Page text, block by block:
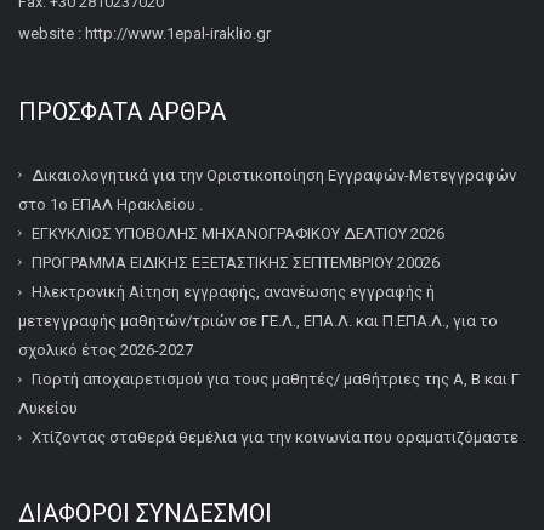
website : http://www.1epal-iraklio.gr
ΠΡΌΣΦΑΤΑ ΆΡΘΡΑ
Δικαιολογητικά για την Οριστικοποίηση Εγγραφών-Μετεγγραφών
στο 1ο ΕΠΑΛ Ηρακλείου .
ΕΓΚΥΚΛΙΟΣ ΥΠΟΒΟΛΗΣ ΜΗΧΑΝΟΓΡΑΦΙΚΟΥ ΔΕΛΤΙΟΥ 2026
ΠΡΟΓΡΑΜΜΑ ΕΙΔΙΚΗΣ ΕΞΕΤΑΣΤΙΚΗΣ ΣΕΠΤΕΜΒΡΙΟΥ 20026
Ηλεκτρονική Αίτηση εγγραφής, ανανέωσης εγγραφής ή
μετεγγραφής μαθητών/τριών σε ΓΕ.Λ., ΕΠΑ.Λ. και Π.ΕΠΑ.Λ., για το
σχολικό έτος 2026-2027
Γιορτή αποχαιρετισμού για τους μαθητές/ μαθήτριες της Α, Β και Γ
Λυκείου
Χτίζοντας σταθερά θεμέλια για την κοινωνία που οραματιζόμαστε
ΔΙΆΦΟΡΟΙ ΣΎΝΔΕΣΜΟΙ